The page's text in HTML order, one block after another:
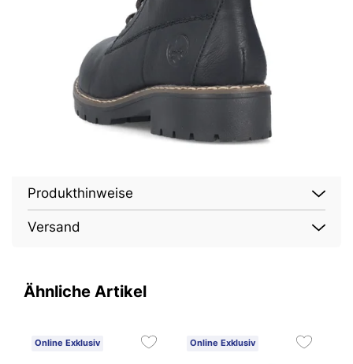
Produkthinweise
Versand
Ähnliche Artikel
Online Exklusiv Online Exklusiv